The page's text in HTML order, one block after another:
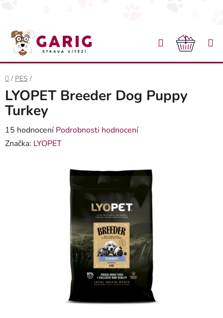
Přejít na obsah
Hledat
Domů
/ PES /
LYOPET Breeder Dog Puppy
Turkey
Průměrné hodnocení produktu je 5,0 z 5 hvězdiček.
15 hodnocení Podrobnosti hodnocení
Značka: LYOPET